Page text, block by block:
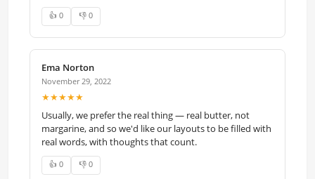
👍 0 👎 0
Ema Norton
November 29, 2022
★★★★★
Usually, we prefer the real thing — real butter, not
margarine, and so we'd like our layouts to be filled with
real words, with thoughts that count.
👍 0 👎 0